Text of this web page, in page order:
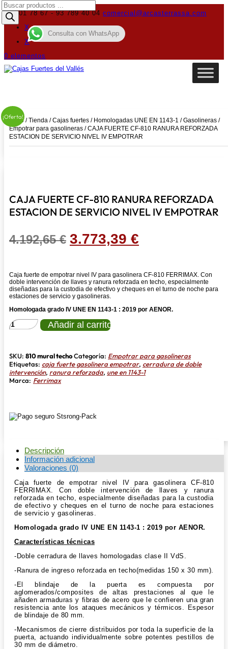
619 01 78 67 - 93 789 40 04 comercial@arcasterrassa.com
X
X
0 elementos
Búsqueda
de
productos
Inicio/Tienda /Cajas fuertes / Homologadas UNE EN 1143-1 /Gasolineras /
Empotrar para gasolineras / CAJA FUERTE CF-810 RANURA REFORZADA
ESTACION DE SERVICIO NIVEL IV EMPOTRAR
¡Oferta!
CAJA FUERTE CF-810 RANURA REFORZADA
ESTACION DE SERVICIO NIVEL IV EMPOTRAR
4.192,65€ El
era:
4.192,65 €.
3.773,39 €
es:
Caja fuerte de empotrar nivel IV para gasolinera CF-810 FERRIMAX. Con
doble intervención de llaves y ranura reforzada en techo, especialmente
diseñadas para la custodia de efectivo y cheques en el turno de noche para
estaciones de servicio y gasolineras.
Homologada grado IV UNE EN 1143-1 : 2019 por AENOR.
CAJA
FUERTE
RANURA
REFORZADA
ESTACION
DE
EMPOTRAR
cantidad
Añadir al carrito
SKU: 810 mural techoCategoría: Empotrar para gasolineras
Etiquetas: caja fuerte gasolinera empotrar, cerradura de doble
intervención, ranura reforzada, une en 1143-1
Marca: Ferrimax
Descripción
Información adicional
Valoraciones (0)
Caja fuerte de empotrar nivel IV para gasolinera CF-810
FERRIMAX. Con doble intervención de llaves y ranura
reforzada en techo, especialmente diseñadas para la custodia
de efectivo y cheques en el turno de noche para estaciones
de servicio y gasolineras.
Homologada grado IV UNE EN 1143-1 : 2019 por AENOR.
Características técnicas
-Doble cerradura de llaves homologadas clase II VdS.
-Ranura de ingreso reforzada en techo(medidas 150 x 30 mm).
-El blindaje de la puerta es compuesta por
aglomerados/composites de altas prestaciones al que le
añaden armaduras y fibras de acero que le confieren una gran
resistencia ante los ataques mecánicos y térmicos. Espesor
de blindaje de 80 mm.
-Mecanismos de cierre distribuidos por toda la superficie de la
puerta, actuando individualmente sobre potentes pestillos de
30 mm de diámetro.
Consulta con WhatsApp